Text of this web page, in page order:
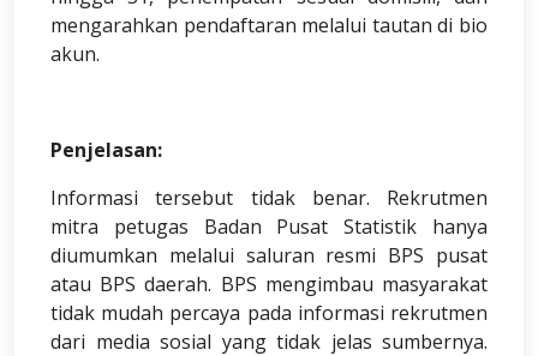
mengarahkan pendaftaran melalui tautan di bio
akun.
Penjelasan:
Informasi tersebut tidak benar. Rekrutmen
mitra petugas Badan Pusat Statistik hanya
diumumkan melalui saluran resmi BPS pusat
atau BPS daerah. BPS mengimbau masyarakat
tidak mudah percaya pada informasi rekrutmen
dari media sosial yang tidak jelas sumbernya.